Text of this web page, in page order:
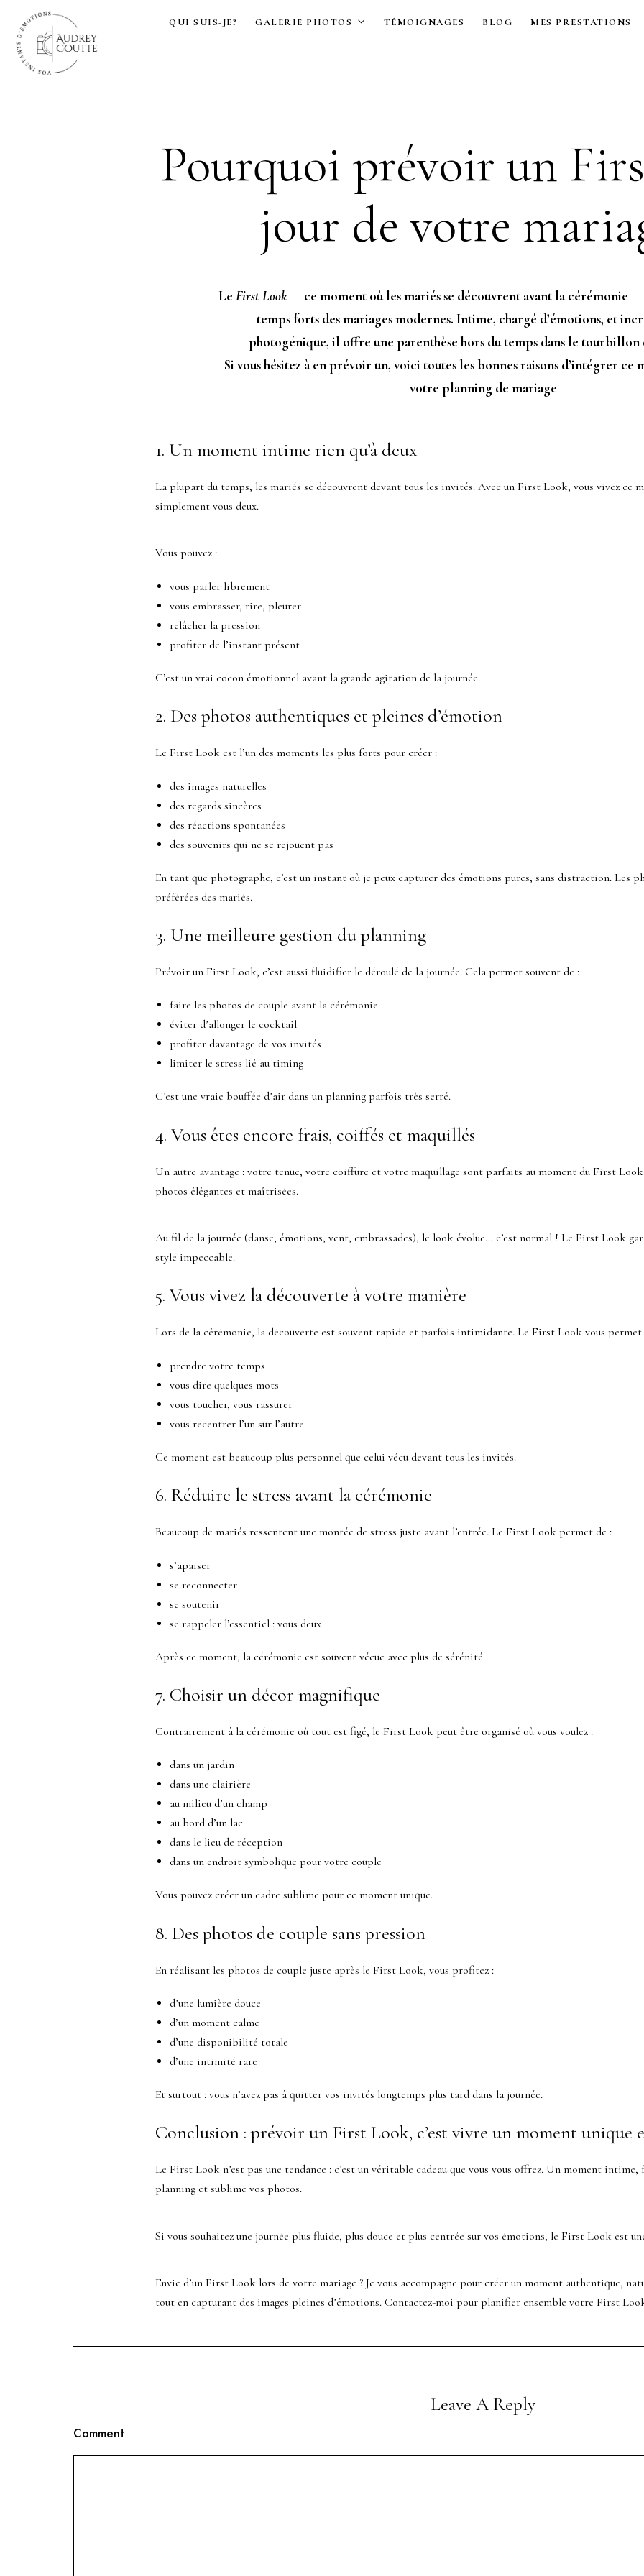
QUI SUIS-JE? GALERIE PHOTOS TÉMOIGNAGES BLOG MES PRESTATIONS
Pourquoi prévoir un
jour de votre
Le First Look— ce moment où les mariés se découvrent avant la cérémonie —
temps forts des mariages modernes. Intime, chargé d’émotions, et
photogénique, il offre une parenthèse hors du temps dans le tourbillon
Si vous hésitez à en prévoir un, voici toutes les bonnes raisons d’intégrer ce
votre planning de mariage
1. Un moment intime rien qu’à deux
La plupart du temps, les mariés se découvrent devant tous les invités. Avec un First Look, vous vivez ce
simplement vous deux.
Vous pouvez :
vous parler librement
vous embrasser, rire, pleurer
relâcher la pression
profiter de l’instant présent
C’est un vrai cocon émotionnel avant la grande agitation de la journée.
2. Des photos authentiques et pleines d’émotion
Le First Look est l’un des moments les plus forts pour créer :
des images naturelles
des regards sincères
des réactions spontanées
des souvenirs qui ne se rejouent pas
En tant que photographe, c’est un instant où je peux capturer des émotions pures, sans distraction. Les
préférées des mariés.
3. Une meilleure gestion du planning
Prévoir un First Look, c’est aussi fluidifier le déroulé de la journée. Cela permet souvent de :
faire les photos de couple avant la cérémonie
éviter d’allonger le cocktail
profiter davantage de vos invités
limiter le stress lié au timing
C’est une vraie bouffée d’air dans un planning parfois très serré.
4. Vous êtes encore frais, coiffés et maquillés
Un autre avantage : votre tenue, votre coiffure et votre maquillage sont parfaits au moment du First
photos élégantes et maîtrisées.
Au fil de la journée (danse, émotions, vent, embrassades), le look évolue… c’est normal ! Le First Look
style impeccable.
5. Vous vivez la découverte à votre manière
Lors de la cérémonie, la découverte est souvent rapide et parfois intimidante. Le First Look vous permet
prendre votre temps
vous dire quelques mots
vous toucher, vous rassurer
vous recentrer l’un sur l’autre
Ce moment est beaucoup plus personnel que celui vécu devant tous les invités.
6. Réduire le stress avant la cérémonie
Beaucoup de mariés ressentent une montée de stress juste avant l’entrée. Le First Look permet de :
s’apaiser
se reconnecter
se soutenir
se rappeler l’essentiel : vous deux
Après ce moment, la cérémonie est souvent vécue avec plus de sérénité.
7. Choisir un décor magnifique
Contrairement à la cérémonie où tout est figé, le First Look peut être organisé où vous voulez :
dans un jardin
dans une clairière
au milieu d’un champ
au bord d’un lac
dans le lieu de réception
dans un endroit symbolique pour votre couple
Vous pouvez créer un cadre sublime pour ce moment unique.
8. Des photos de couple sans pression
En réalisant les photos de couple juste après le First Look, vous profitez :
d’une lumière douce
d’un moment calme
d’une disponibilité totale
d’une intimité rare
Et surtout : vous n’avez pas à quitter vos invités longtemps plus tard dans la journée.
Conclusion : prévoir un First Look, c’est vivre un moment unique
Le First Look n’est pas une tendance : c’est un véritable cadeau que vous vous offrez. Un moment
planning et sublime vos photos.
Si vous souhaitez une journée plus fluide, plus douce et plus centrée sur vos émotions, le First Look est
Envie d’un First Look lors de votre mariage ? Je vous accompagne pour créer un moment authentique,
tout en capturant des images pleines d’émotions. Contactez-moi pour planifier ensemble votre First
Leave A Reply
Comment